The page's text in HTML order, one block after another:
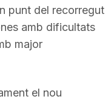
punt del recorregut
amb dificultats
major
el nou